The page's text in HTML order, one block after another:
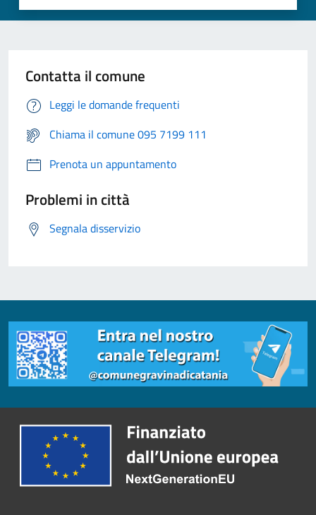
Contatta il comune
Leggi le domande frequenti
Chiama il comune 095 7199 111
Prenota un appuntamento
Problemi in città
Segnala disservizio